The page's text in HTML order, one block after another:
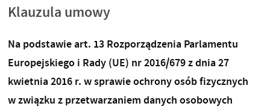
Klauzula umowy
Na podstawie art. 13 Rozporządzenia Parlamentu
Europejskiego i Rady (UE) nr 2016/679 z dnia 27
kwietnia 2016 r. w sprawie ochrony osób fizycznych
w związku z przetwarzaniem danych osobowych